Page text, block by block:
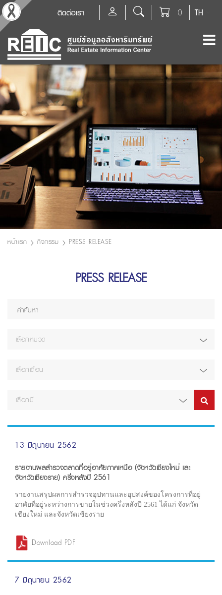
TH
0
ติดต่อเรา
หน้าแรก กิจกรรม PRESS RELEASE
PRESS RELEASE
เลือกหมวด
เลือกเดือน
เลือกปี
13 มิถุนายน 2562
รายงานผลสำรวจตลาดที่อยู่อาศัยภาคเหนือ (จังหวัดเชียงใหม่ และ
จังหวัดเชียงราย) ครึ่งหลังปี 2561
รายงานสรุปผลการสำรวจอุปทานและอุปสงค์ของโครงการที่อยู่
อาศัยที่อยู่ระหว่างการขายในช่วงครึ่งหลังปี 2561 ได้แก่ จังหวัด
เชียงใหม่ และจังหวัดเชียงราย
Download PDF
7 มิถุนายน 2562